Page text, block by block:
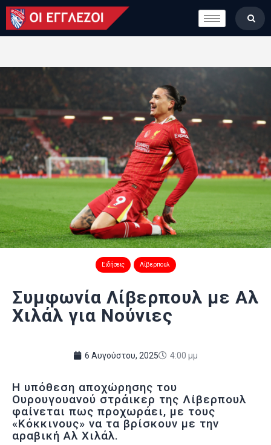
LONDON CALLING
ΚΑΤΗΓΟΡΙΕΣ
ΒΑΘΜΟΛΟΓΙΕΣ
ΟΜΑΔΕΣ
ΠΟΙΟΙ ΕΙΜΑΣΤΕ
Ειδήσεις Λίβερπουλ
Συμφωνία Λίβερπουλ με Αλ
Χιλάλ για Νούνιες
6 Αυγούστου, 2025 4:00 μμ
Η υπόθεση αποχώρησης του
Ουρουγουανού στράικερ της Λίβερπουλ
φαίνεται πως προχωράει, με τους
«Κόκκινους» να τα βρίσκουν με την
αραβική Αλ Χιλάλ.